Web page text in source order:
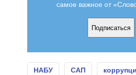
самое важное от
Подписаться
НАБУ САП